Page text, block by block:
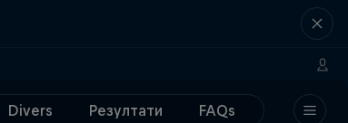
Divers Резултати FAQs